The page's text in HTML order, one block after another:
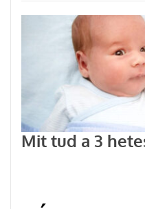
Mit tud a 3